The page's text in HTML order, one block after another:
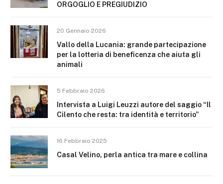
ORGOGLIO E PREGIUDIZIO
20 Gennaio 2026
Vallo della Lucania: grande partecipazione
per la lotteria di beneficenza che aiuta gli
animali
5 Febbraio 2026
Intervista a Luigi Leuzzi autore del saggio “Il
Cilento che resta: tra identità e territorio”
16 Febbraio 2025
Casal Velino, perla antica tra mare e collina